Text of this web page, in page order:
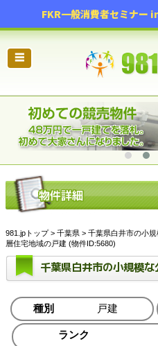
FKR一般消費者セミナー
☰
981.jpトップ> 千葉県 > 千葉県白井市の小
層住宅地域の戸建 (物件ID:5680)
種別 戸建
ランク